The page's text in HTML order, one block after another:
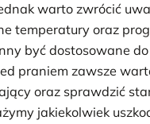
warto zwrócić
temperatury oraz
być dostosowane
praniem zawsze
oraz sprawdzić
jakiekolwiek